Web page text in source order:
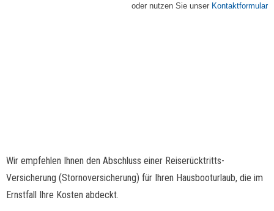
oder nutzen Sie unser Kontaktformular
Wir empfehlen Ihnen den Abschluss einer Reiserücktritts-
Versicherung (Stornoversicherung) für Ihren Hausbooturlaub, die im
Ernstfall Ihre Kosten abdeckt.